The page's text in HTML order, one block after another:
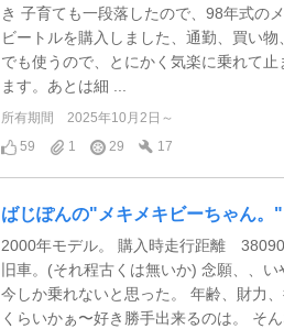
き 子育ても一段落したので、98年式の
ビートルを購入しました、通勤、買い
でも使うので、とにかく気楽に乗れて止
ます。あとは細 ...
所有期間
2025年10月2日～
59
1 29 17
ばじぽんの"メキメキビーちゃん。"
2000年モデル。 購入時走行距離
旧車。(それ程古くは無いか) 念願、、い
今しか乗れないと思った。 年齢、財力
くらいかぁ〜好き勝手出来るのは。 そ